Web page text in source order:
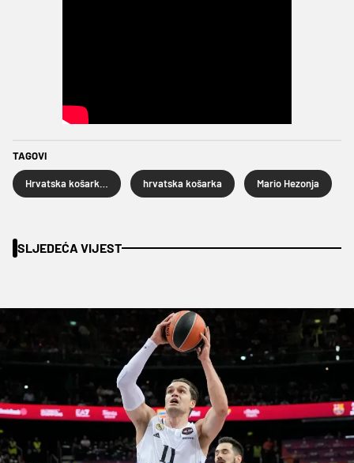
TAGOVI
hrvatska košarka Mario Hezonja
SLJEDEĆA VIJEST